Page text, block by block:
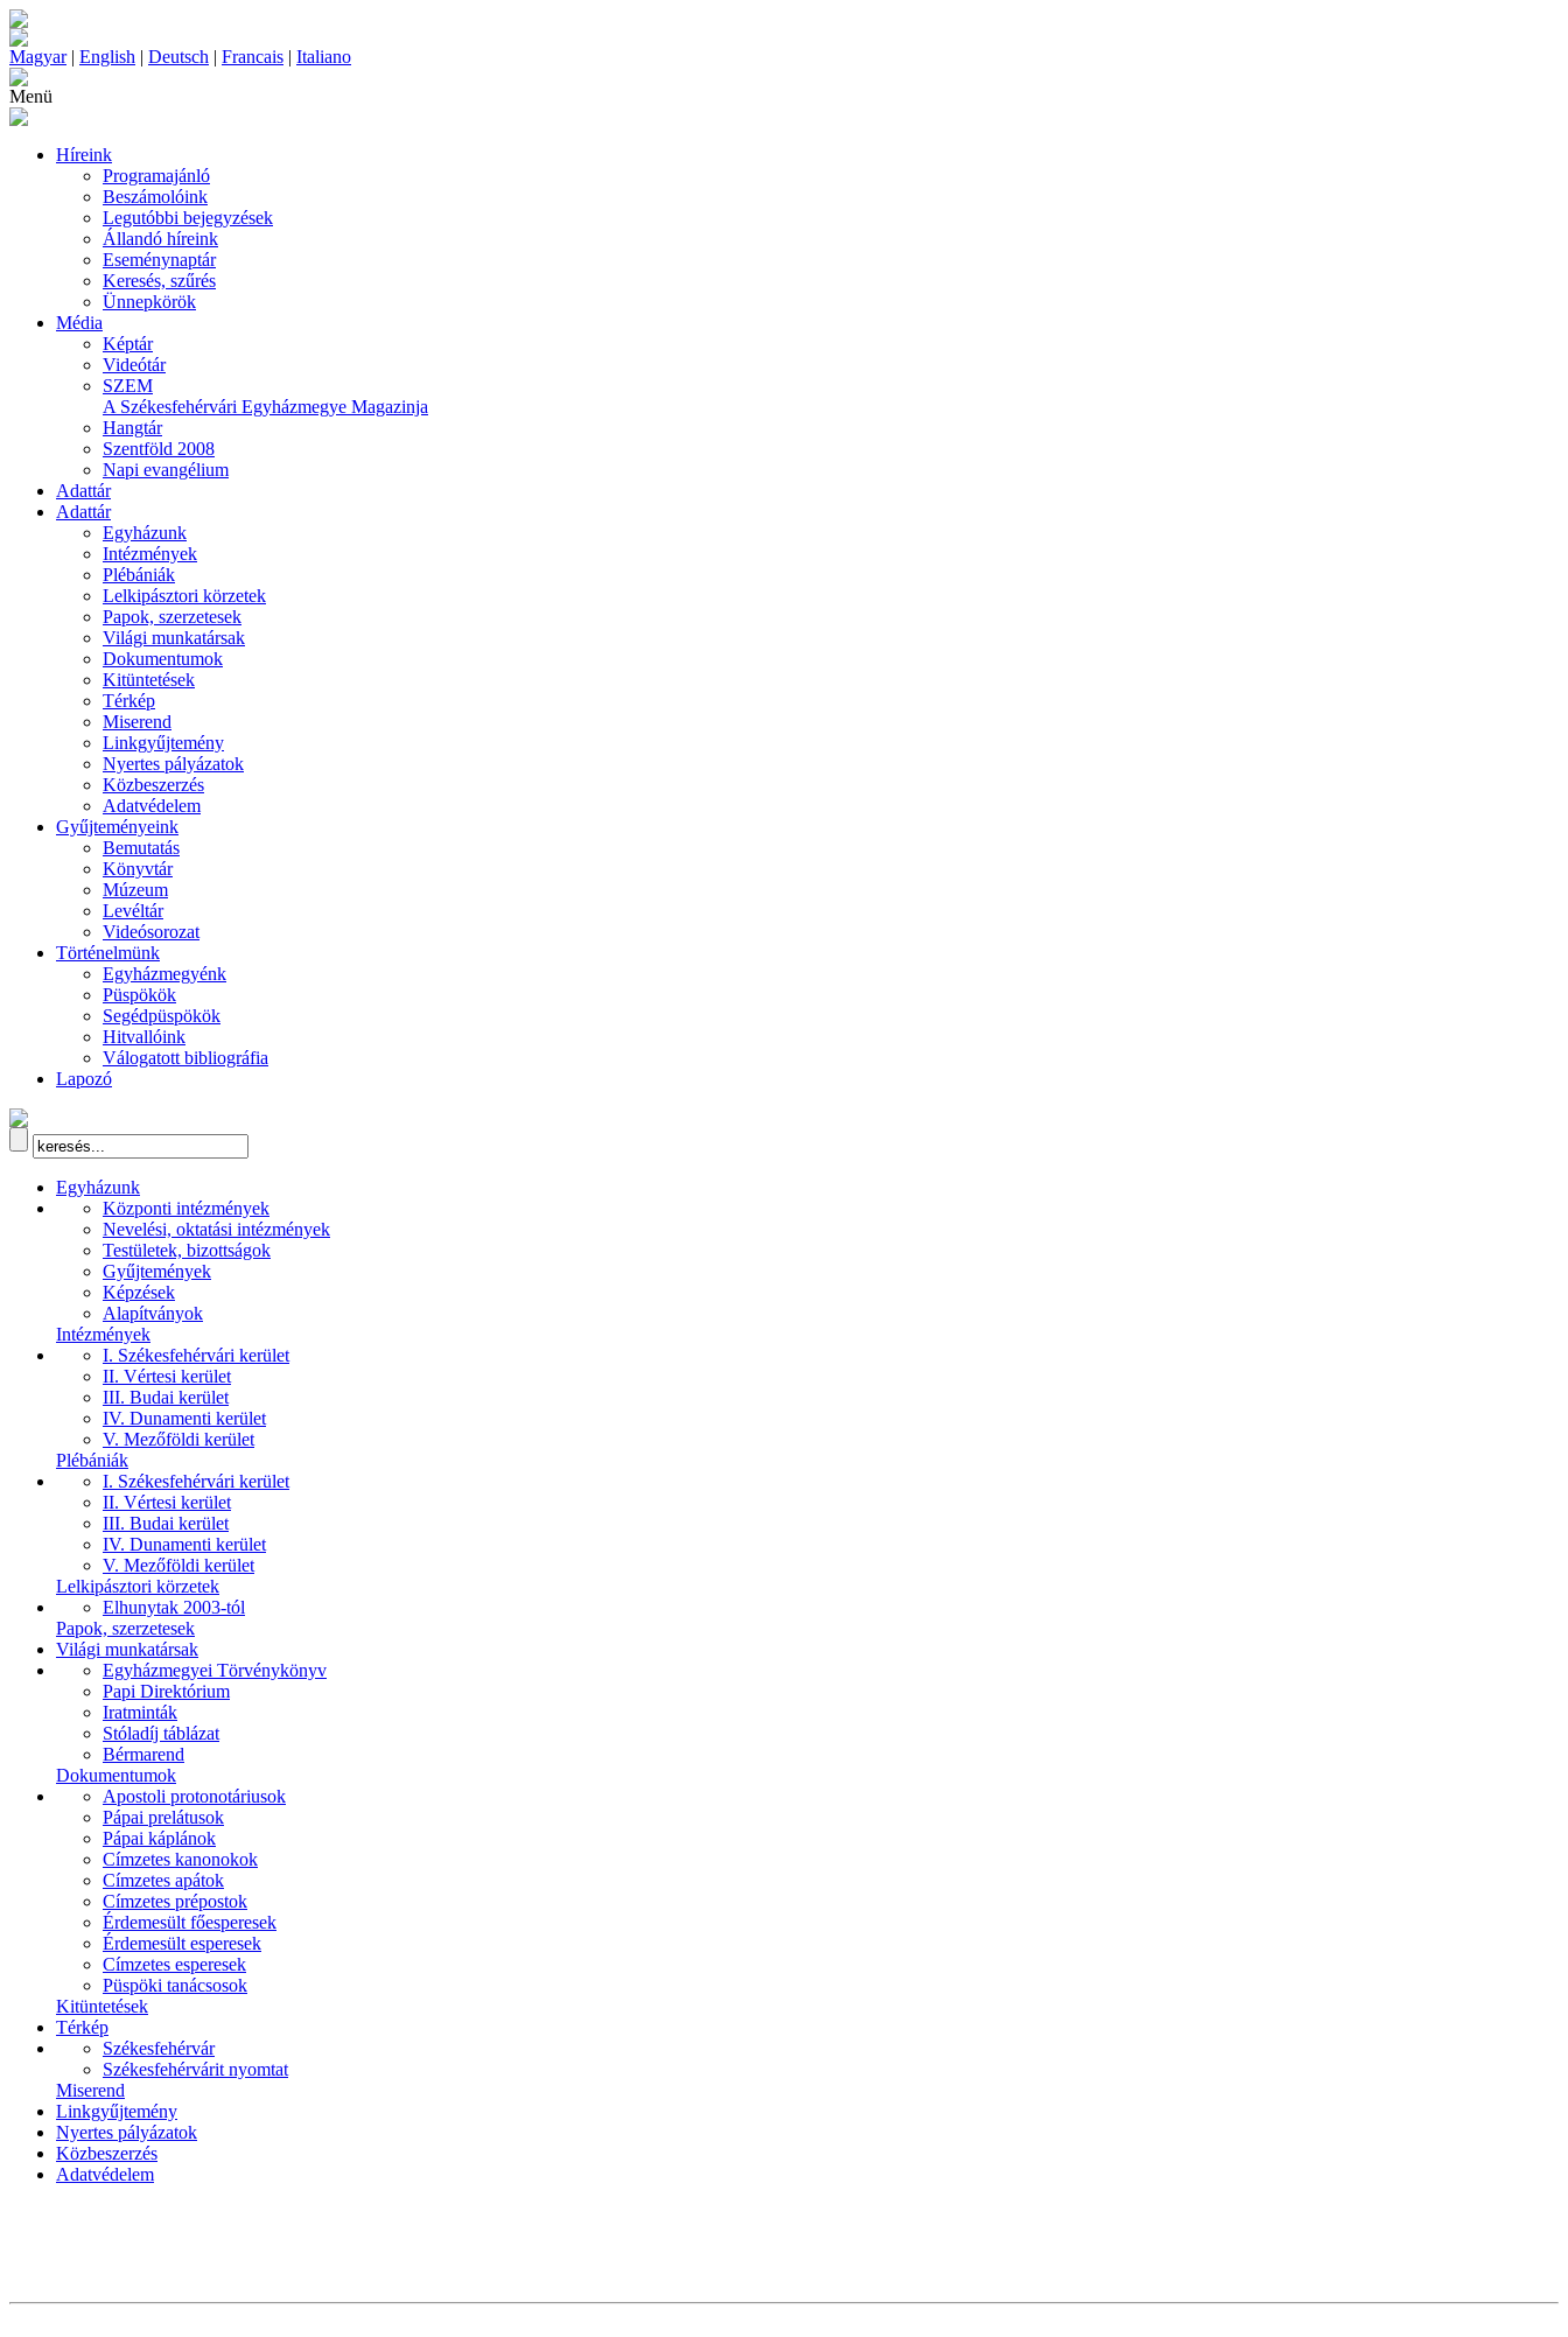
Magyar| English | Deutsch | Francais | Italiano
Menü
Híreink
Programajánló
Beszámolóink
Legutóbbi bejegyzések
Állandó híreink
Eseménynaptár
Keresés, szűrés
Ünnepkörök
Média
Képtár
Videótár
SZEM
A Székesfehérvári Egyházmegye Magazinja
Hangtár
Szentföld 2008
Napi evangélium
Adattár
Adattár
Egyházunk
Intézmények
Plébániák
Lelkipásztori körzetek
Papok, szerzetesek
Világi munkatársak
Dokumentumok
Kitüntetések
Térkép
Miserend
Linkgyűjtemény
Nyertes pályázatok
Közbeszerzés
Adatvédelem
Gyűjteményeink
Bemutatás
Könyvtár
Múzeum
Levéltár
Videósorozat
Történelmünk
Egyházmegyénk
Püspökök
Segédpüspökök
Hitvallóink
Válogatott bibliográfia
Lapozó
Egyházunk
Központi intézmények
Nevelési, oktatási intézmények
Testületek, bizottságok
Gyűjtemények
Képzések
Alapítványok
Intézmények
I. Székesfehérvári kerület
II. Vértesi kerület
III. Budai kerület
IV. Dunamenti kerület
V. Mezőföldi kerület
Plébániák
I. Székesfehérvári kerület
II. Vértesi kerület
III. Budai kerület
IV. Dunamenti kerület
V. Mezőföldi kerület
Lelkipásztori körzetek
Elhunytak 2003-tól
Papok, szerzetesek
Világi munkatársak
Egyházmegyei Törvénykönyv
Papi Direktórium
Iratminták
Stóladíj táblázat
Bérmarend
Dokumentumok
Apostoli protonotáriusok
Pápai prelátusok
Pápai káplánok
Címzetes kanonokok
Címzetes apátok
Címzetes prépostok
Érdemesült főesperesek
Érdemesült esperesek
Címzetes esperesek
Püspöki tanácsosok
Kitüntetések
Térkép
Székesfehérvár
Székesfehérvárit nyomtat
Miserend
Linkgyűjtemény
Nyertes pályázatok
Közbeszerzés
Adatvédelem